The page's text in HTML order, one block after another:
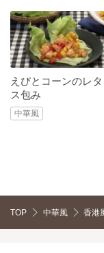
えびとコーンのレタ
ス包み
中華風
TOP 中華風 香港